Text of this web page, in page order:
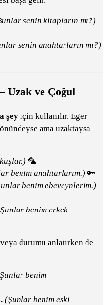
senin kitapların mı?)
senin anahtarların mı?)
Uzak ve Çoğul
şey için kullanılır. Eğer
ama uzaktaysa
🦜
benim anahtarlarım.) 🔑
benim ebeveynlerim.)
benim erkek
durumu anlatırken de
benim
(Şunlar benim eski